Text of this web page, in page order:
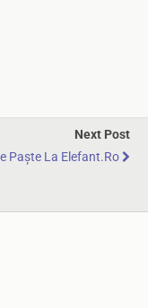
Next Post
Paște La Elefant.ro